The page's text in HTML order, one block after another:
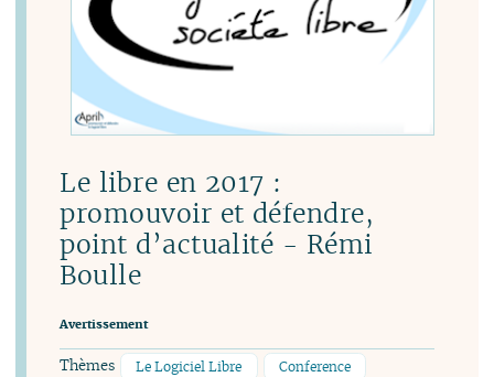
Le libre en 2017 :
promouvoir et défendre,
point d’actualité - Rémi
Boulle
Avertissement
Thèmes Le Logiciel Libre
Conference